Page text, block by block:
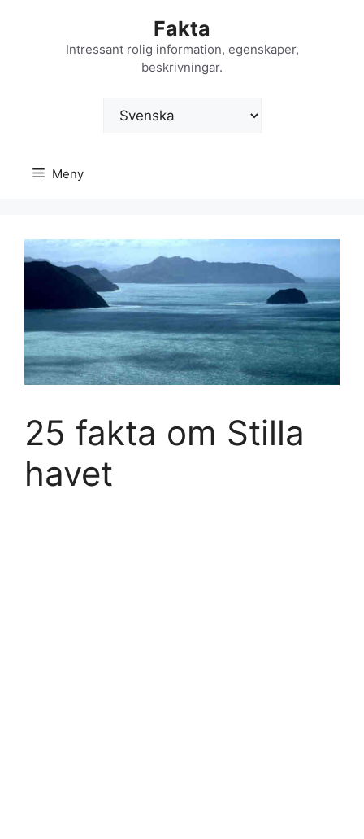
Fakta
Intressant rolig information, egenskaper,
beskrivningar.
Välj
Meny
25 fakta om Stilla
havet